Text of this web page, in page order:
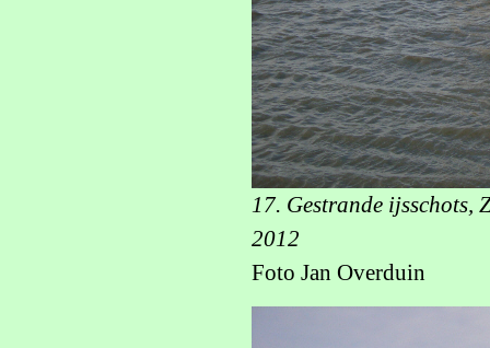
17. Gestrande ijsschots,
2012
Foto Jan Overduin